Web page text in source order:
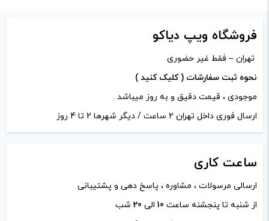
نام*
فروشگاه ویپ دیاکو
تهران – فقط غیر حضوری
نحوه ثبت سفارشات ( کلیک کنید )
موجودی ، قیمت دقیق و به روز میباشد .
ارسال فوری داخل تهران 2 ساعت / دیگر شهرها 2 تا 4 روز
ساعت کاری
ارسالی مرسولات ، مشاوره ، پاسخ دهی و پشتیبانی
از شنبه تا پنجشنه ساعت 10 الی 20 شب